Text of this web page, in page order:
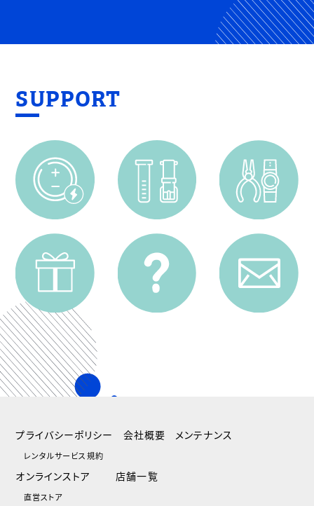
SUPPORT
プライバシーポリシー
レンタルサービス規約
会社概要 メンテナンス
オンラインストア
直営ストア
店舗一覧